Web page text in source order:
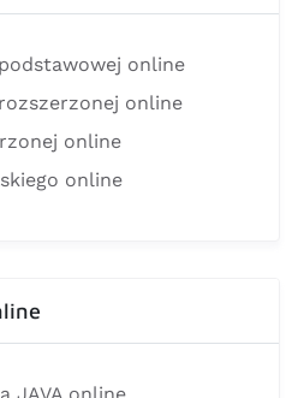
online
online
online
online
JAVA online